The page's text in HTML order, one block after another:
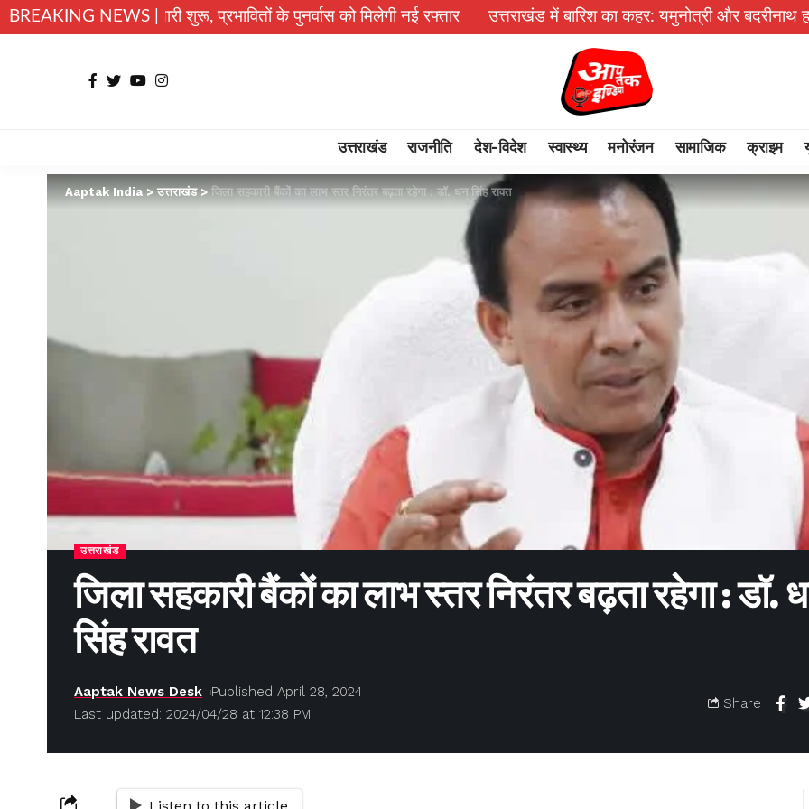
BREAKING NEWS |
की तैयारी शुरू, प्रभावितों के पुनर्वास को मिलेगी नई रफ्तार उत्तराखंड में बारिश का कहर: यमुनोत्री और बदरीनाथ हाईवे पर भूस्खलन,
उत्तराखंड राजनीति देश-विदेश स्वास्थ्य मनोरंजन सामाजिक क्राइम
Aaptak India>उत्तराखंड>जिला सहकारी बैंकों का लाभ स्तर निरंतर बढ़ता रहेगा : डॉ. धन सिंह रावत
उत्तराखंड
जिला सहकारी बैंकों का लाभ स्तर निरंतर बढ़ता रहेगा : डॉ.
सिंह रावत
Last updated: 2024/04/28 at 12:38 PM
Aaptak News Desk Published April 28, 2024
Share